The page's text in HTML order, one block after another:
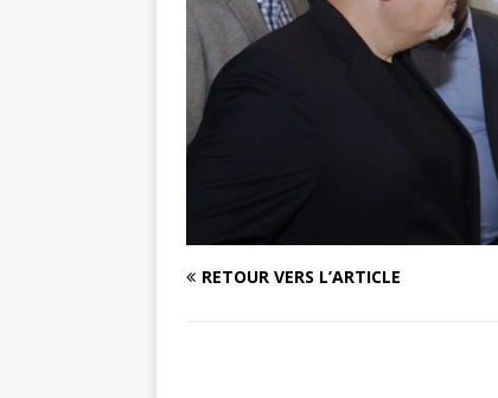
RETOUR VERS L’ARTICLE